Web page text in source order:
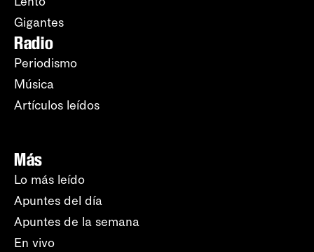
Gigantes
Radio
Periodismo
Música
Artículos leídos
Más
Lo más leído
Apuntes del día
Apuntes de la semana
En vivo